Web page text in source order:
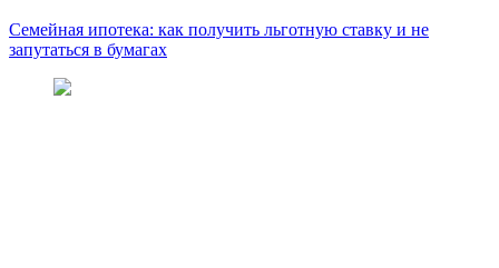
Семейная ипотека: как получить льготную ставку и не
запутаться в бумагах